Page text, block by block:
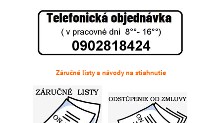
Záručné listy a návody na stiahnutie